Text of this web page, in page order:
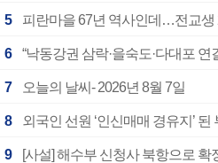
5 피란마을 67년 역사인데…전교생
6 “낙동강권 삼락·을숙도·다대포
7 오늘의 날씨- 2026년 8월 7일
8 외국인 선원 ‘인신매매 경유지’
9 [사설] 해수부 신청사 북항으로 확